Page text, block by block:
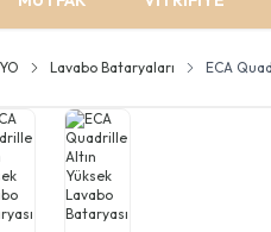
Lavabo Bataryaları ECA